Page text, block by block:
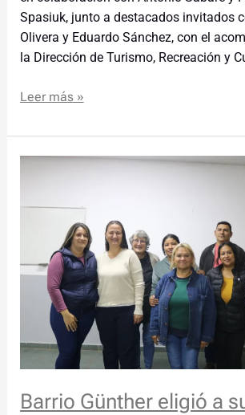
Spasiuk, junto a destacados invitados
Olivera y Eduardo Sánchez, con el
la Dirección de Turismo, Recreación y
Leer más »
Barrio Günther eligió a
eligió
autoridades
vecinales